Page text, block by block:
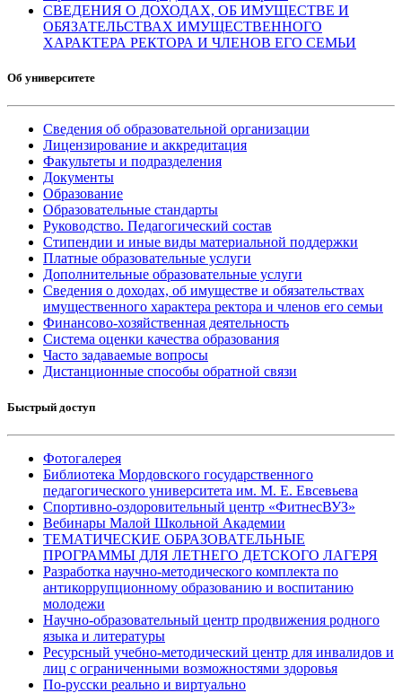
СВЕДЕНИЯ О ДОХОДАХ, ОБ ИМУЩЕСТВЕ И
ОБЯЗАТЕЛЬСТВАХ ИМУЩЕСТВЕННОГО
ХАРАКТЕРА РЕКТОРА И ЧЛЕНОВ ЕГО СЕМЬИ
Об университете
Сведения об образовательной организации
Лицензирование и аккредитация
Факультеты и подразделения
Документы
Образование
Образовательные стандарты
Руководство. Педагогический состав
Стипендии и иные виды материальной поддержки
Платные образовательные услуги
Дополнительные образовательные услуги
Сведения о доходах, об имуществе и обязательствах
имущественного характера ректора и членов его семьи
Финансово-хозяйственная деятельность
Система оценки качества образования
Часто задаваемые вопросы
Дистанционные способы обратной связи
Быстрый доступ
Фотогалерея
Библиотека Мордовского государственного
педагогического университета им. М. Е. Евсевьева
Спортивно-оздоровительный центр «ФитнесВУЗ»
Вебинары Малой Школьной Академии
ТЕМАТИЧЕСКИЕ ОБРАЗОВАТЕЛЬНЫЕ
ПРОГРАММЫ ДЛЯ ЛЕТНЕГО ДЕТСКОГО ЛАГЕРЯ
Разработка научно-методического комплекта по
антикоррупционному образованию и воспитанию
молодежи
Научно-образовательный центр продвижения родного
языка и литературы
Ресурсный учебно-методический центр для инвалидов и
лиц с ограниченными возможностями здоровья
По-русски реально и виртуально